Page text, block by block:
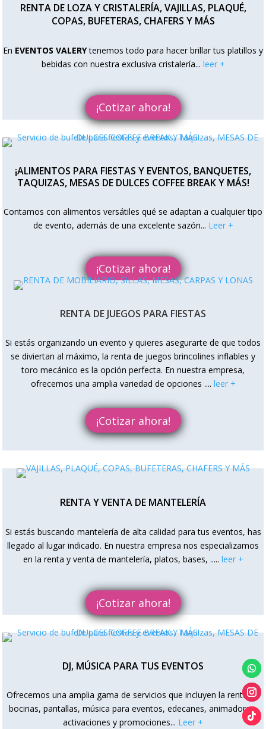
RENTA DE LOZA Y CRISTALERÍA, VAJILLAS, PLAQUÉ,
COPAS, BUFETERAS, CHAFERS Y MÁS
En EVENTOS VALERYtenemos todo para hacer brillar tus platillos y
bebidas con nuestra exclusiva cristalería... leer +
¡Cotizar ahora!
¡ALIMENTOS PARA FIESTAS Y EVENTOS, BANQUETES,
TAQUIZAS, MESAS DE DULCES COFFEE BREAK Y MÁS!
Contamos con alimentos versátiles qué se adaptan a cualquier tipo
de evento, además de una excelente sazón... Leer +
¡Cotizar ahora!
RENTA DE JUEGOS PARA FIESTAS
Si estás organizando un evento y quieres asegurarte de que todos
se diviertan al máximo, la renta de juegos brincolines inflables y
toro mecánico es la opción perfecta. En nuestra empresa,
ofrecemos una amplia variedad de opciones .... leer +
¡Cotizar ahora!
RENTA Y VENTA DE MANTELERÍA
Si estás buscando mantelería de alta calidad para tus eventos, has
llegado al lugar indicado. En nuestra empresa nos especializamos
en la renta y venta de mantelería, platos, bases, ..... leer +
¡Cotizar ahora!
DJ, MÚSICA PARA TUS EVENTOS
Ofrecemos una amplia gama de servicios que incluyen la renta de
bocinas, pantallas, música para eventos, edecanes, animadoras,
activaciones y promociones... Leer +